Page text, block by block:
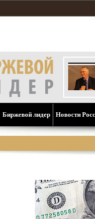
Биржевой лидер Новости